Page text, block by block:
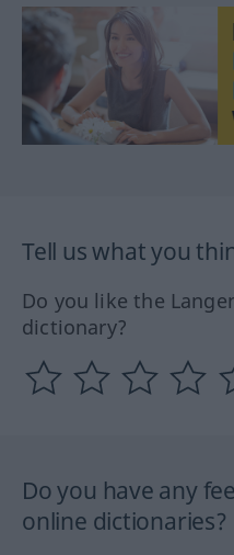
Tell us what you
Do you like the
dictionary?
Do you have any
online dictionaries?